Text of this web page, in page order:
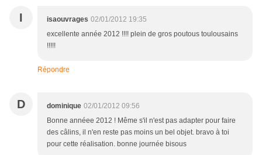
I isaouvrages 02/01/2012 19:35
excellente année 2012 !!!! plein de gros poutous toulousains
!!!!!
Répondre
D dominique 02/01/2012 09:56
Bonne annéee 2012 ! Même s'il n'est pas adapter pour faire
des câlins, il n'en reste pas moins un bel objet. bravo à toi
pour cette réalisation. bonne journée bisous